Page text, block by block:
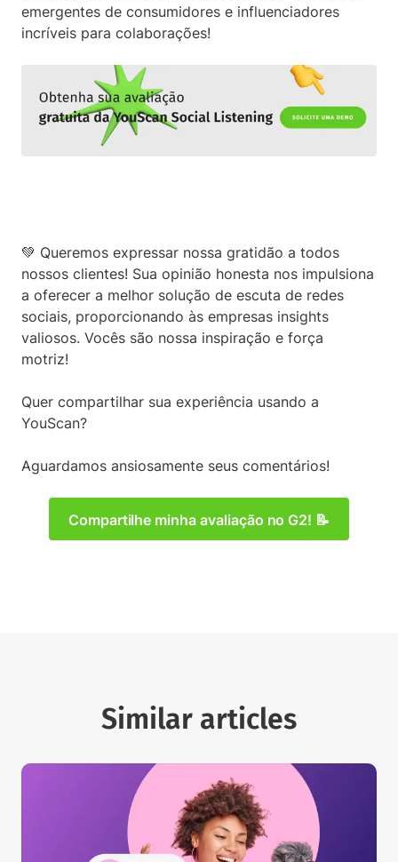
emergentes de consumidores e influenciadores
incríveis para colaborações!
💚 Queremos expressar nossa gratidão a todos
nossos clientes! Sua opinião honesta nos impulsiona
a oferecer a melhor solução de escuta de redes
sociais, proporcionando às empresas insights
valiosos. Vocês são nossa inspiração e força
motriz!
Quer compartilhar sua experiência usando a
YouScan?
Aguardamos ansiosamente seus comentários!
Compartilhe minha avaliação no G2! 📝
Similar articles